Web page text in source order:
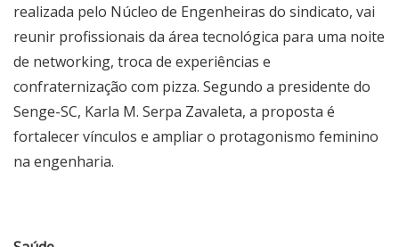
realizada pelo Núcleo de Engenheiras do sindicato, vai
reunir profissionais da área tecnológica para uma noite
de networking, troca de experiências e
confraternização com pizza. Segundo a presidente do
Senge-SC, Karla M. Serpa Zavaleta, a proposta é
fortalecer vínculos e ampliar o protagonismo feminino
na engenharia.